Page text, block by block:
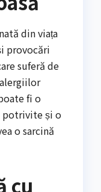
din viața
provocări
suferă de
fi o
potrivite și o
o sarcină
cu